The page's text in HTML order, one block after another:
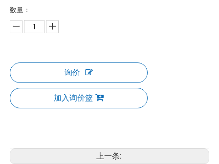
数量：
询价
加入询价篮
上一条: